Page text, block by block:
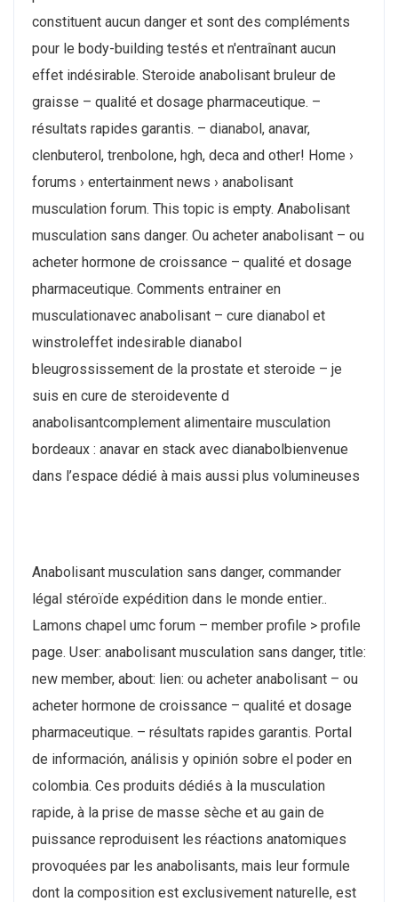
constituent aucun danger et sont des compléments
pour le body-building testés et n'entraînant aucun
effet indésirable. Steroide anabolisant bruleur de
graisse – qualité et dosage pharmaceutique. –
résultats rapides garantis. – dianabol, anavar,
clenbuterol, trenbolone, hgh, deca and other! Home ›
forums › entertainment news › anabolisant
musculation forum. This topic is empty. Anabolisant
musculation sans danger. Ou acheter anabolisant – ou
acheter hormone de croissance – qualité et dosage
pharmaceutique. Comments entrainer en
musculationavec anabolisant – cure dianabol et
winstroleffet indesirable dianabol
bleugrossissement de la prostate et steroide – je
suis en cure de steroidevente d
anabolisantcomplement alimentaire musculation
bordeaux : anavar en stack avec dianabolbienvenue
dans l’espace dédié à mais aussi plus volumineuses
Anabolisant musculation sans danger, commander
légal stéroïde expédition dans le monde entier..
Lamons chapel umc forum – member profile > profile
page. User: anabolisant musculation sans danger, title:
new member, about: lien: ou acheter anabolisant – ou
acheter hormone de croissance – qualité et dosage
pharmaceutique. – résultats rapides garantis. Portal
de información, análisis y opinión sobre el poder en
colombia. Ces produits dédiés à la musculation
rapide, à la prise de masse sèche et au gain de
puissance reproduisent les réactions anatomiques
provoquées par les anabolisants, mais leur formule
dont la composition est exclusivement naturelle, est